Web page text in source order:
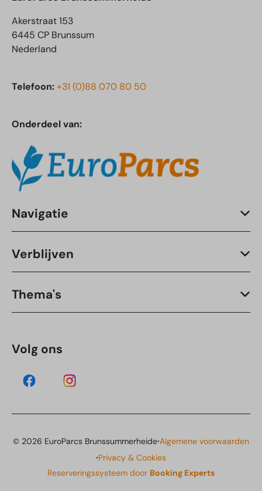
Akerstraat 153
6445 CP Brunssum
Nederland
Telefoon:+31 (0)88 070 80 50
Onderdeel van:
Navigatie
Verblijven
Thema's
Volg ons
© 2026 EuroParcs Brunssummerheide·Algemene voorwaarden
·Privacy & Cookies
Reserveringssysteem door Booking Experts